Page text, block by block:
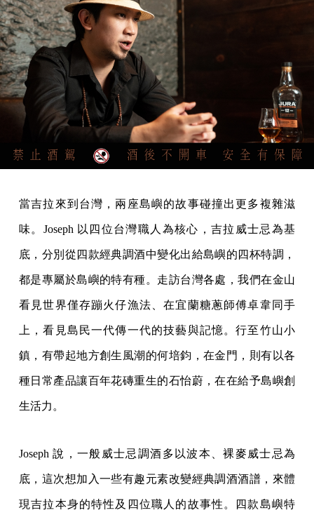
當吉拉來到台灣，兩座島嶼的故事碰撞出更多複雜滋
味。Joseph 以四位台灣職人為核心，吉拉威士忌為基
底，分別從四款經典調酒中變化出給島嶼的四杯特調，
都是專屬於島嶼的特有種。走訪台灣各處，我們在金山
看見世界僅存蹦火仔漁法、在宜蘭糖蔥師傅卓韋同手
上，看見島民一代傳一代的技藝與記憶。行至竹山小
鎮，有帶起地方創生風潮的何培鈞，在金門，則有以各
種日常產品讓百年花磚重生的石怡蔚，在在給予島嶼創
生活力。
Joseph 說，一般威士忌調酒多以波本、裸麥威士忌為
底，這次想加入一些有趣元素改變經典調酒酒譜，來體
現吉拉本身的特性及四位職人的故事性。四款島嶼特